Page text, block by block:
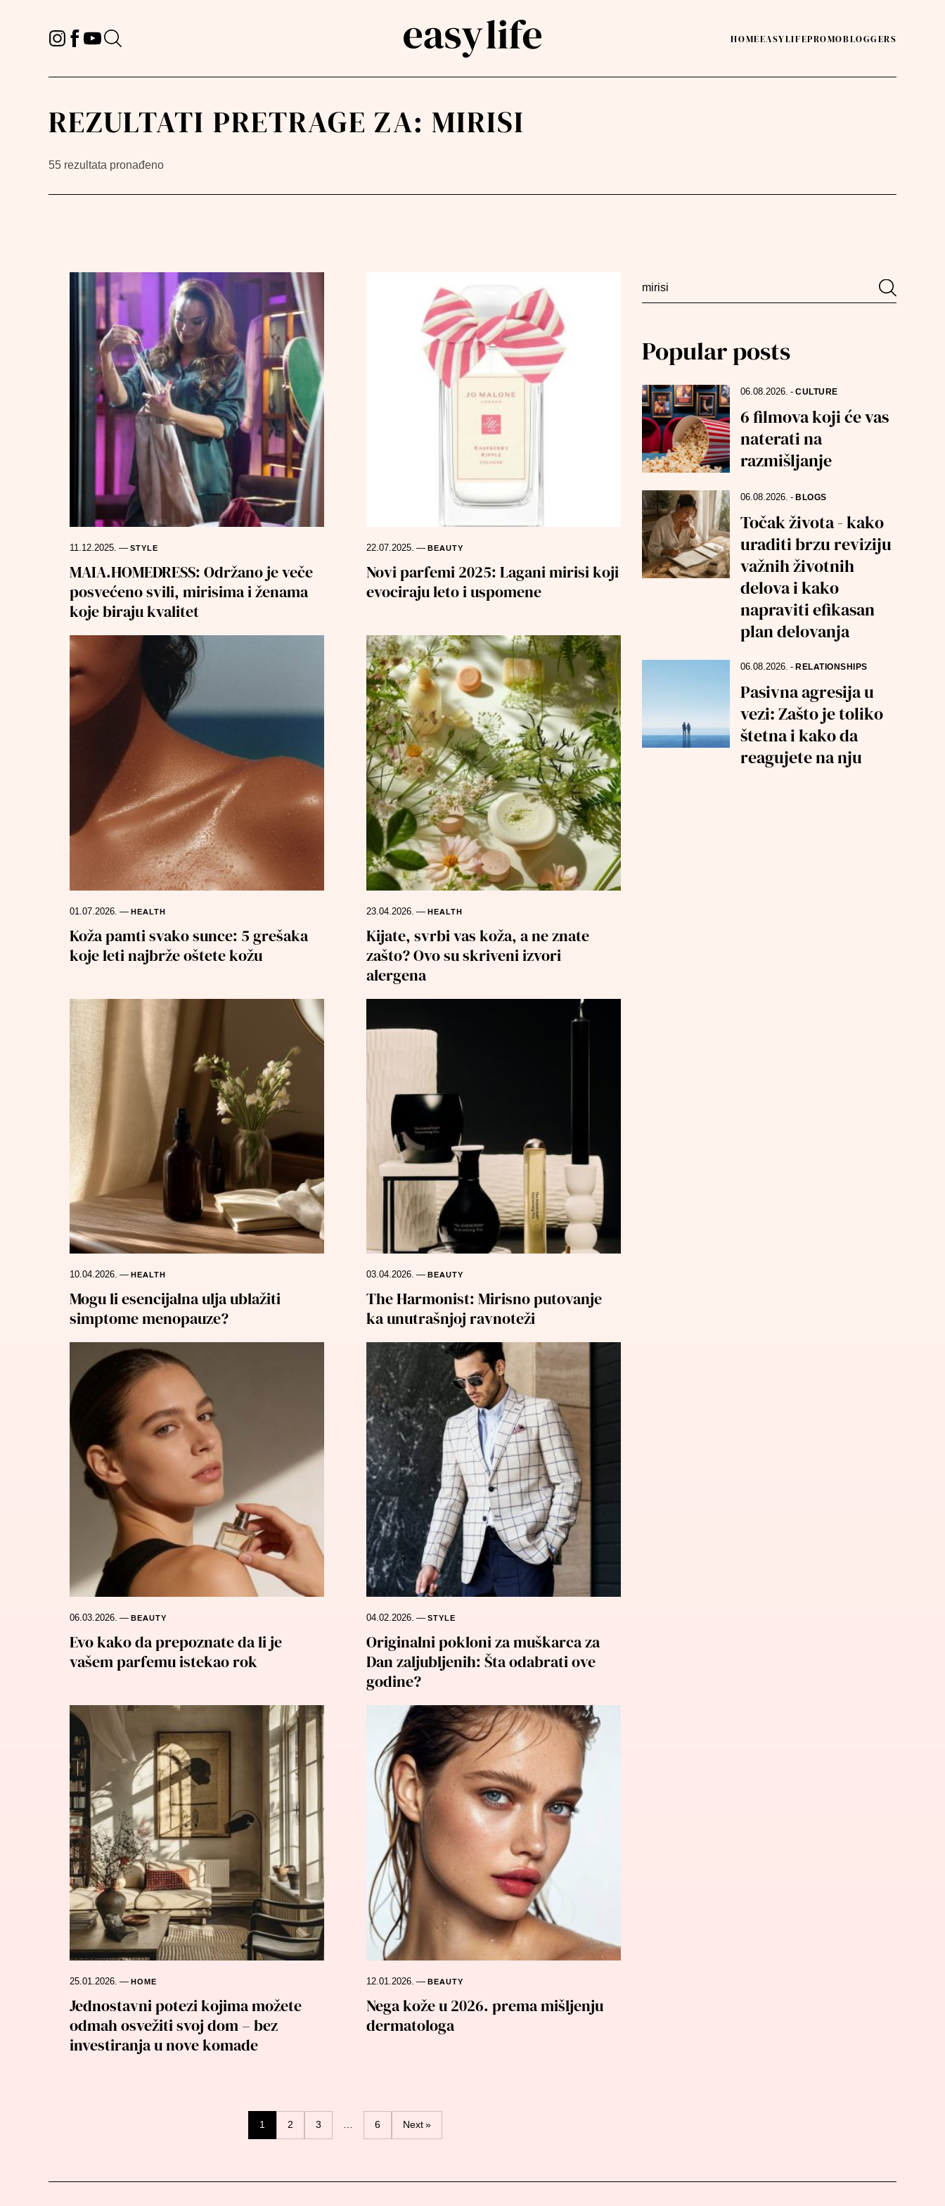
HOMEEASYLIFEPROMOBLOGGERS
REZULTATI PRETRAGE ZA: MIRISI
55 rezultata pronađeno
11.12.2025. — STYLE
MAIA.HOMEDRESS: Održano je veče
posvećeno svili, mirisima i ženama
koje biraju kvalitet
22.07.2025. — BEAUTY
Novi parfemi 2025: Lagani mirisi koji
evociraju leto i uspomene
01.07.2026. — HEALTH
Koža pamti svako sunce: 5 grešaka
koje leti najbrže oštete kožu
23.04.2026. — HEALTH
Kijate, svrbi vas koža, a ne znate
zašto? Ovo su skriveni izvori
alergena
10.04.2026. — HEALTH
Mogu li esencijalna ulja ublažiti
simptome menopauze?
03.04.2026. — BEAUTY
The Harmonist: Mirisno putovanje
ka unutrašnjoj ravnoteži
06.03.2026. — BEAUTY
Evo kako da prepoznate da li je
vašem parfemu istekao rok
04.02.2026. — STYLE
Originalni pokloni za muškarca za
Dan zaljubljenih: Šta odabrati ove
godine?
25.01.2026. — HOME
Jednostavni potezi kojima možete
odmah osvežiti svoj dom – bez
investiranja u nove komade
12.01.2026. — BEAUTY
Nega kože u 2026. prema mišljenju
dermatologa
navigation
1 2 3 … 6 Next »
Search
Search
Popular posts
06.08.2026.-CULTURE
6 filmova koji će vas
naterati na
razmišljanje
06.08.2026.-BLOGS
Točak života - kako
uraditi brzu reviziju
važnih životnih
delova i kako
napraviti efikasan
plan delovanja
06.08.2026.-RELATIONSHIPS
Pasivna agresija u
vezi: Zašto je toliko
štetna i kako da
reagujete na nju